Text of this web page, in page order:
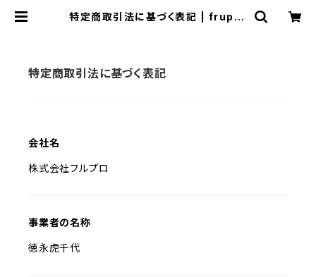
特定商取引法に基づく表記 | frupro
特定商取引法に基づく表記
会社名
株式会社フルプロ
事業者の名称
徳永虎千代